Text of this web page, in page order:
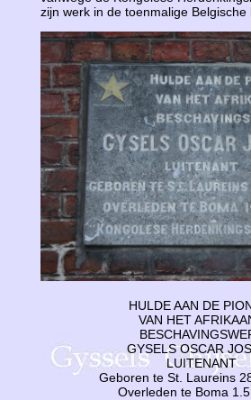
zijn werk in de toenmalige Belgische
HULDE AAN DE
VAN HET
GYSELS OSCAR
LUITENANT
Geboren te St. Laureins
Overleden te Boma